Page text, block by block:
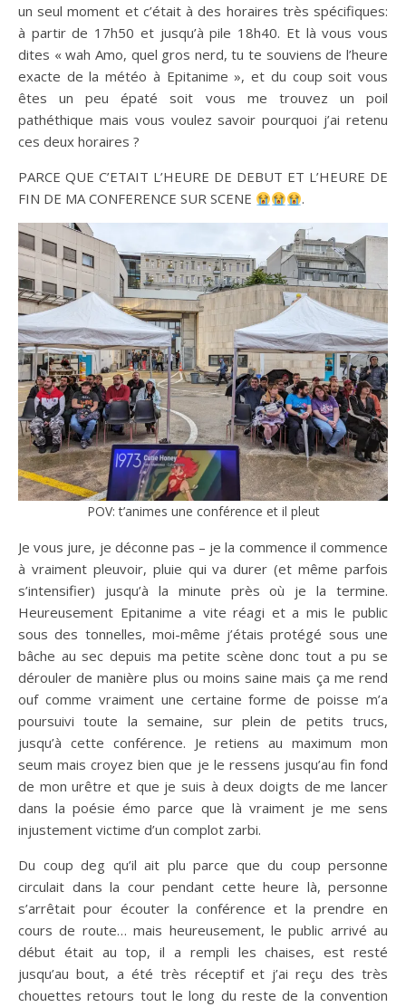
un seul moment et c’était à des horaires très spécifiques:
à partir de 17h50 et jusqu’à pile 18h40. Et là vous vous
dites « wah Amo, quel gros nerd, tu te souviens de l’heure
exacte de la météo à Epitanime », et du coup soit vous
êtes un peu épaté soit vous me trouvez un poil
pathéthique mais vous voulez savoir pourquoi j’ai retenu
ces deux horaires ?
PARCE QUE C’ETAIT L’HEURE DE DEBUT ET L’HEURE DE
FIN DE MA CONFERENCE SUR SCENE
.
POV: t’animes une conférence et il pleut
Je vous jure, je déconne pas – je la commence il commence
à vraiment pleuvoir, pluie qui va durer (et même parfois
s’intensifier) jusqu’à la minute près où je la termine.
Heureusement Epitanime a vite réagi et a mis le public
sous des tonnelles, moi-même j’étais protégé sous une
bâche au sec depuis ma petite scène donc tout a pu se
dérouler de manière plus ou moins saine mais ça me rend
ouf comme vraiment une certaine forme de poisse m’a
poursuivi toute la semaine, sur plein de petits trucs,
jusqu’à cette conférence. Je retiens au maximum mon
seum mais croyez bien que je le ressens jusqu’au fin fond
de mon urêtre et que je suis à deux doigts de me lancer
dans la poésie émo parce que là vraiment je me sens
injustement victime d’un complot zarbi.
Du coup deg qu’il ait plu parce que du coup personne
circulait dans la cour pendant cette heure là, personne
s’arrêtait pour écouter la conférence et la prendre en
cours de route… mais heureusement, le public arrivé au
début était au top, il a rempli les chaises, est resté
jusqu’au bout, a été très réceptif et j’ai reçu des très
chouettes retours tout le long du reste de la convention